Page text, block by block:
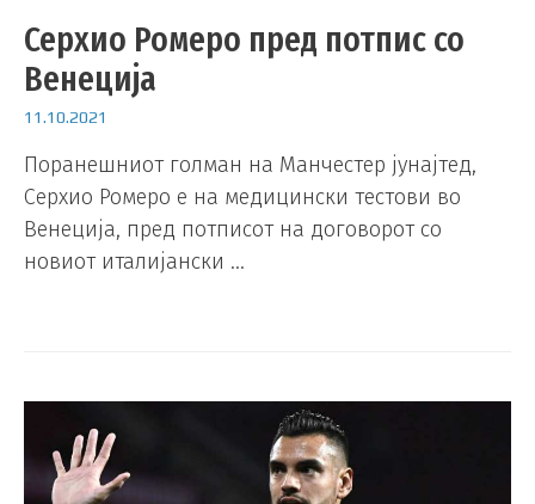
Серхио Ромеро пред потпис со
Венеција
11.10.2021
Поранешниот голман на Манчестер јунајтед,
Серхио Ромеро е на медицински тестови во
Венеција, пред потписот на договорот со
новиот италијански …